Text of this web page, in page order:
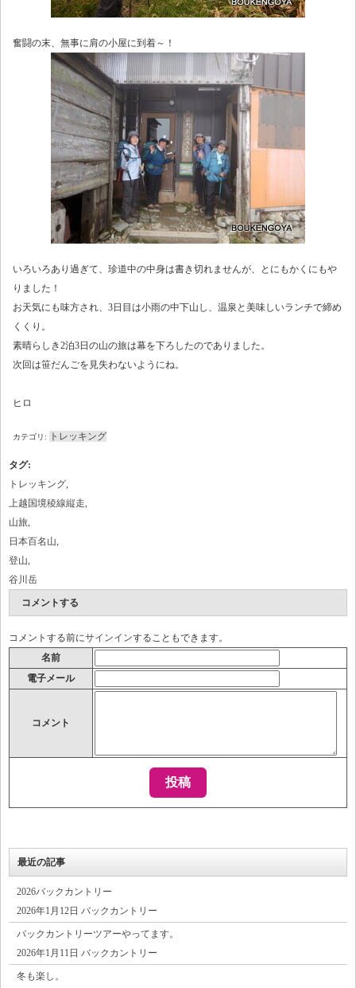
奮闘の末、無事に肩の小屋に到着～！
いろいろあり過ぎて、珍道中の中身は書き切れませんが、とにもかくにもや
りました！
お天気にも味方され、3日目は小雨の中下山し、温泉と美味しいランチで締め
くくり。
素晴らしき2泊3日の山の旅は幕を下ろしたのでありました。
次回は笹だんごを見失わないようにね。
ヒロ
カテゴリ: トレッキング
タグ:
トレッキング
上越国境稜線縦走
山旅
日本百名山
登山
谷川岳
コメントする
コメントする前にサインインすることもできます。
名前
電子メール
コメント
最近の記事
2026バックカントリー
2026年1月12日 バックカントリー
バックカントリーツアーやってます。
2026年1月11日 バックカントリー
冬も楽し。